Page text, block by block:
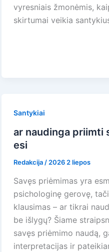
vyresniais žmonėmis,
skirtumai veikia
Santykiai
ar naudinga priimti
esi
Redakcija / 2026 2 liepos
Savęs priėmimas yra
psichologinę gerovę,
klausimas – ar tikrai
be išlygų? Šiame
savęs priėmimo naudą,
interpretacijas ir